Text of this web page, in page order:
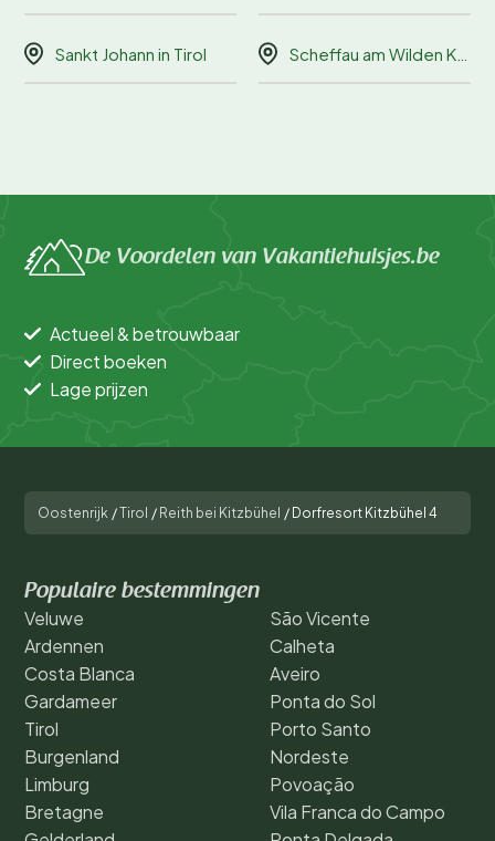
Sankt Johann in Tirol Scheffau am Wilden Kaiser
De Voordelen van Vakantiehuisjes.be
Actueel & betrouwbaar
Direct boeken
Lage prijzen
Oostenrijk /Tirol / Reith bei Kitzbühel / Dorfresort Kitzbühel 4
Populaire bestemmingen
Veluwe
Ardennen
Costa Blanca
Gardameer
Tirol
Burgenland
Limburg
Bretagne
São Vicente
Calheta
Aveiro
Ponta do Sol
Porto Santo
Nordeste
Povoação
Vila Franca do Campo